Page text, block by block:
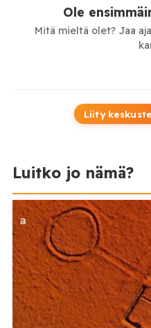
Ole
Mitä mieltä olet? Jaa
Liity
Luitko jo nämä?